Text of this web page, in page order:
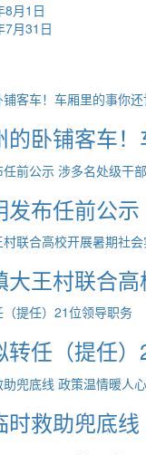
8月1日
7月31日
卧铺客车！
发布任前公
大王村联合
转任（提任
时救助兜底